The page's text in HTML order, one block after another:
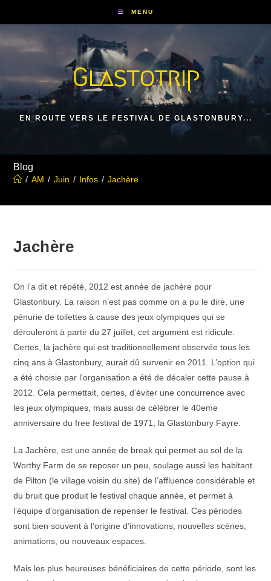
content
MENU
Glastotrip
EN ROUTE VERS LE FESTIVAL DE GLASTONBURY...
Blog
/ AM / Juin / Infos / Jachère
Jachère
On l’a dit et répété, 2012 est année de jachère pour
Glastonbury. La raison n’est pas comme on a pu le dire, une
pénurie de toilettes à cause des jeux olympiques qui se
dérouleront à partir du 27 juillet, cet argument est ridicule.
Certes, la jachère qui est traditionnellement observée tous les
cinq ans à Glastonbury, aurait dû survenir en 2011. L’option qui
a été choisie par l’organisation a été de décaler cette pause à
2012. Cela permettait, certes, d’éviter une concurrence avec
les jeux olympiques, mais aussi de célébrer le 40eme
anniversaire du free festival de 1971, la Glastonbury Fayre.
La Jachère, est une année de break qui permet au sol de la
Worthy Farm de se reposer un peu, soulage aussi les habitant
de Pilton (le village voisin du site) de l’affluence considérable et
du bruit que produit le festival chaque année, et permet à
l’équipe d’organisation de repenser le festival. Ces périodes
sont bien souvent à l’origine d’innovations, nouvelles scènes,
animations, ou nouveaux espaces.
Mais les plus heureuses bénéficiaires de cette période, sont les